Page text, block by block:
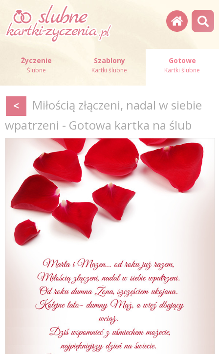
Życzenie
Ślubne
Szablony
Kartki ślubne
Gotowe
Kartki ślubne
<
Miłością złączeni, nadal w siebie
wpatrzeni - Gotowa kartka na ślub